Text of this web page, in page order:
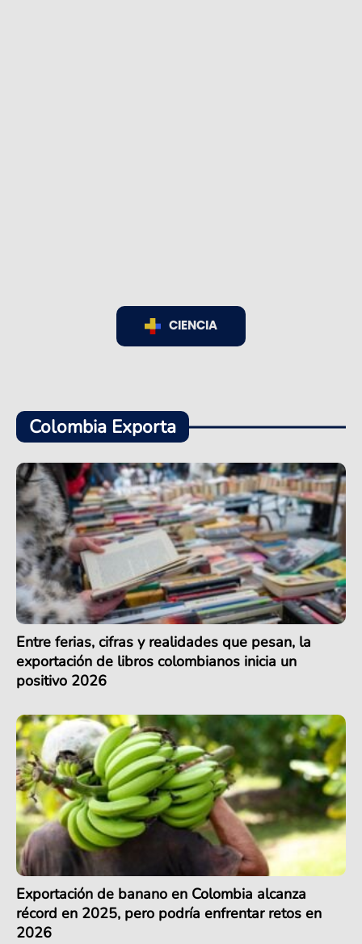
CIENCIA
Colombia Exporta
Entre ferias, cifras y realidades que pesan, la
exportación de libros colombianos inicia un
positivo 2026
Exportación de banano en Colombia alcanza
récord en 2025, pero podría enfrentar retos en
2026